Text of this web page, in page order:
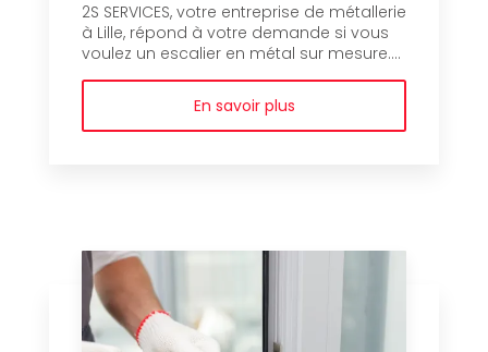
2S SERVICES, votre entreprise de métallerie
à Lille, répond à votre demande si vous
voulez un escalier en métal sur mesure....
En savoir plus